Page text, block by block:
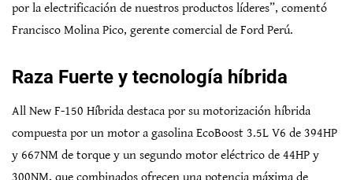
por la electrificación de nuestros productos líderes”, comentó
Francisco Molina Pico, gerente comercial de Ford Perú.
Raza Fuerte y tecnología híbrida
All New F-150 Híbrida destaca por su motorización híbrida
compuesta por un motor a gasolina EcoBoost 3.5L V6 de 394HP
y 667NM de torque y un segundo motor eléctrico de 44HP y